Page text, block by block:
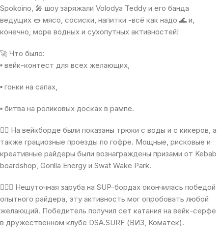
Spokoino, 🎤 шоу заряжали Volodya Teddy и его банда
ведущих 🌭 мясо, сосиски, напитки -всё как надо 🌊 и,
конечно, море водных и сухопутных активностей!
🚀 Что было:
▪️ вейк-контест для всех желающих,
▪️ гонки на сапах,
▪️ битва на роликовых досках в рампе.
🏄‍♂️ На вейкборде были показаны трюки с воды и с кикеров, а
также грациозные проезды по гофре. Мощные, рисковые и
креативные райдеры были вознаграждены призами от Kebab
boardshop, Gorilla Energy и Swat Wake Park.
🚣🏼‍♀️ Нешуточная заруба на SUP-бордах окончилась победой
опытного райдера, эту активность мог опробовать любой
желающий. Победитель получил сет катания на вейк-серфе
в дружественном клубе DSA.SURF (ВИЗ, Коматек).